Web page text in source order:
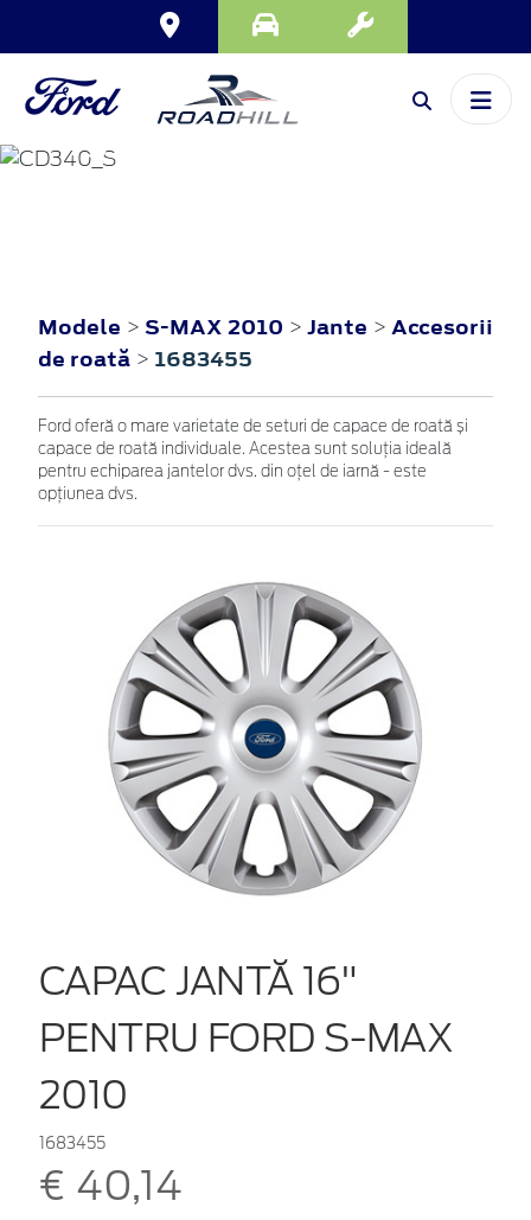
S-MAX
Modele > S-MAX 2010 > Jante > Accesorii
de roată > 1683455
Ford oferă o mare varietate de seturi de capace de roată și
capace de roată individuale. Acestea sunt soluția ideală
pentru echiparea jantelor dvs. din oțel de iarnă - este
opțiunea dvs.
CAPAC JANTĂ 16"
PENTRU FORD S-MAX
2010
1683455
€ 40,14